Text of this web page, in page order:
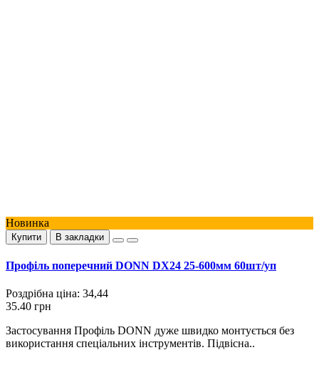
Новинка
Купити В закладки
Профіль поперечний DONN DX24 25-600мм 60шт/уп
Роздрібна ціна: 34,44
35.40 грн
Застосування Профіль DONN дуже швидко монтується без
використання спеціальних інструментів. Підвісна..